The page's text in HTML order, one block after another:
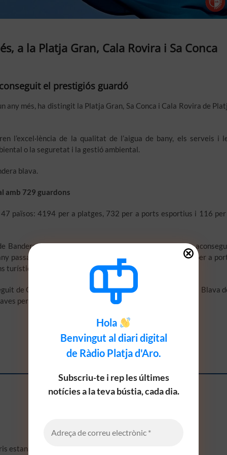
a la Platja Gran, Cala Rovira i Sa Conca
el prestigiós guardó
més, ha distingit la Platja Gran, Sa Conca i Cala Rovira de
l’excel·lència de la qualitat de l’aigua de bany, els serveis i
o la seguretat i la gestió ambiental.
blava.
amb 729 guardons
països: 4194 per a platges, 732 per a ports esportius i 116
Banderes Blaves. Aquest 2022, a escala nacional s’han
passat), a 250 municipis (7 més que l’any passat); 103 per a
turístiques (3 més que l’any passat).
de Grècia i Turquia (el 15% de les platges amb Bandera Blava
per a ports esportius, darrere d’Holanda i França.
Hola
Benvingut al diari digital
de Ràdio Platja d'Aro.
Subscriu-te i rep les últimes
notícies a la teva bústia, cada dia.
estan marcats amb